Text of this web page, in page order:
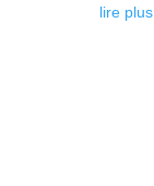
lire plus